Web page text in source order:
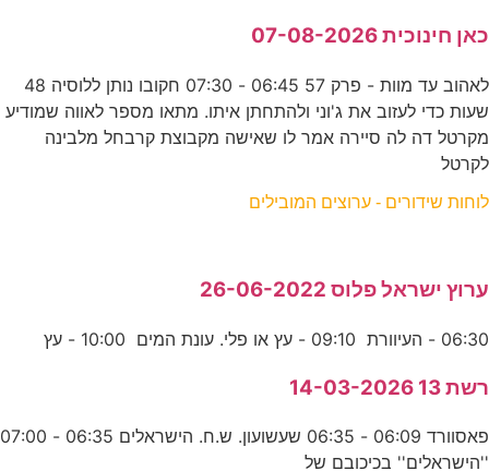
כאן חינוכית 07-08-2026
לאהוב עד מוות - פרק 57 06:45 - 07:30 חקובו נותן ללוסיה 48
שעות כדי לעזוב את ג'וני ולהתחתן איתו. מתאו מספר לאווה שמודיע
מקרטל דה לה סיירה אמר לו שאישה מקבוצת קרבחל מלבינה
לקרטל
לוחות שידורים - ערוצים המובילים
ערוץ ישראל פלוס 26-06-2022
06:30 - העיוורת 09:10 - עץ או פלי. עונת המים 10:00 - עץ
רשת 13 14-03-2026
פאסוורד 06:09 - 06:35 שעשועון. ש.ח. הישראלים 06:35 - 07:00
''הישראלים'' בכיכובם של